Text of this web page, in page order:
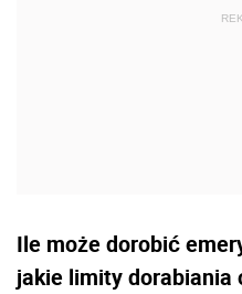
Ile może dorobić
jakie limity dorabiania